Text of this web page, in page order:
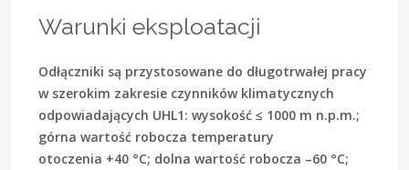
Warunki eksploatacji
Odłączniki są przystosowane do długotrwałej pracy
w szerokim zakresie czynników klimatycznych
odpowiadających UHL1: wysokość ≤ 1000 m n.p.m.;
górna wartość robocza temperatury
otoczenia +40 °C; dolna wartość robocza –60 °C;